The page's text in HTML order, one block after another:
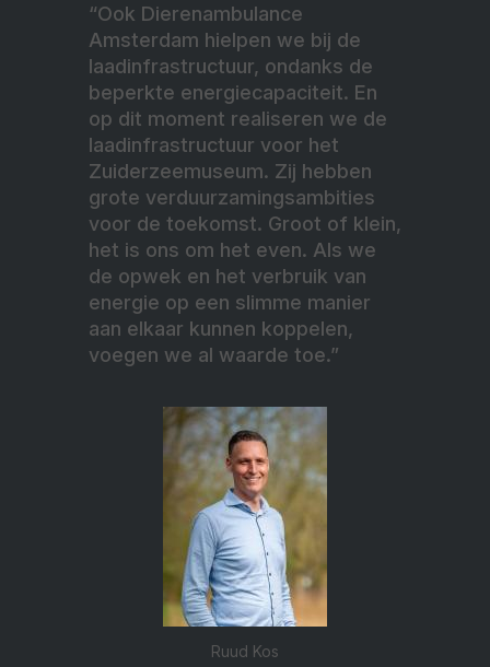
“Ook Dierenambulance
Amsterdam hielpen we bij de
laadinfrastructuur, ondanks de
beperkte energiecapaciteit. En
op dit moment realiseren we de
laadinfrastructuur voor het
Zuiderzeemuseum. Zij hebben
grote verduurzamingsambities
voor de toekomst. Groot of klein,
het is ons om het even. Als we
de opwek en het verbruik van
energie op een slimme manier
aan elkaar kunnen koppelen,
voegen we al waarde toe.”
Ruud Kos